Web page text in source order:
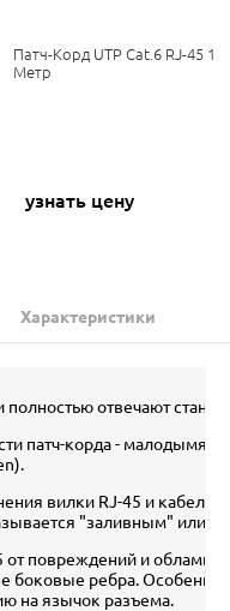
Патч-Корд UTP Cat.6 RJ-45 1
Метр
узнать цену
Характеристики
полностью отвечают
патч-корда -
вилки RJ-45 и кабеля
"заливным" или
повреждений и
боковые ребра.
на язычок разъема.